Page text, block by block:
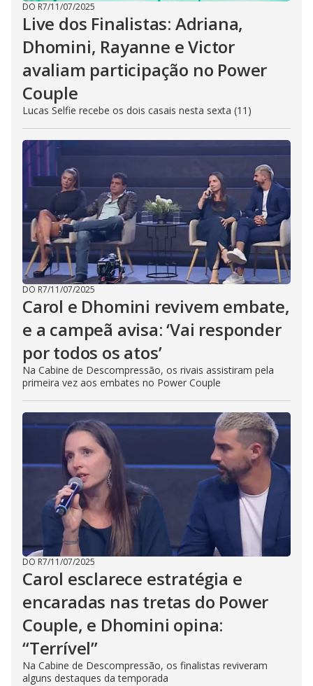
DO R7/11/07/2025
Live dos Finalistas: Adriana,
Dhomini, Rayanne e Victor
avaliam participação no Power
Couple
Lucas Selfie recebe os dois casais nesta sexta (11)
DO R7/11/07/2025
Carol e Dhomini revivem embate,
e a campeã avisa: ‘Vai responder
por todos os atos’
Na Cabine de Descompressão, os rivais assistiram pela
primeira vez aos embates no Power Couple
DO R7/11/07/2025
Carol esclarece estratégia e
encaradas nas tretas do Power
Couple, e Dhomini opina:
“Terrível”
Na Cabine de Descompressão, os finalistas reviveram
alguns destaques da temporada